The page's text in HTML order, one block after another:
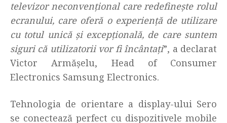
televizor neconvențional care redefinește rolul
ecranului, care oferă o experiență de utilizare
cu totul unică și excepțională, de care suntem
siguri că utilizatorii vor fi încântați”, a declarat
Victor Armășelu, Head of Consumer
Electronics Samsung Electronics.
Tehnologia de orientare a display-ului Sero
se conectează perfect cu dispozitivele mobile